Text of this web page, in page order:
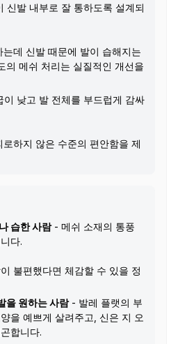
신발 내부로 잘 통하도록 설계되
데 신발 때문에 발이 습해지는
의 메쉬 처리는 실질적인 개선을
이 낮고 발 전체를 부드럽게 감싸
하지 않은 수준의 편안함을 제
습한 사람- 메쉬 소재의 통풍
다.
불편했다면 체감할 수 있을 정
을 원하는 사람- 발레 플랫의 부
을 예쁘게 살려주고, 신은 지 오
합니다.